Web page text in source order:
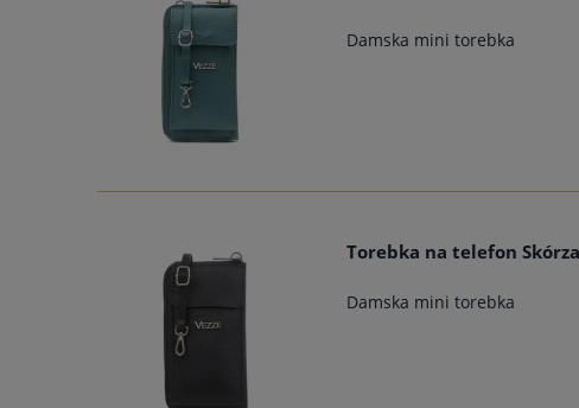
Damska mini torebka
Torebka na telefon
Damska mini torebka